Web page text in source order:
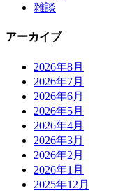
雑談
アーカイブ
2026年8月
2026年7月
2026年6月
2026年5月
2026年4月
2026年3月
2026年2月
2026年1月
2025年12月